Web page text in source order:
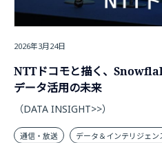
2026年3月24日
NTTドコモと描く、
データ活用の未来
（DATA INSIGHT>>）
通信・放送 データ＆インテリジェン